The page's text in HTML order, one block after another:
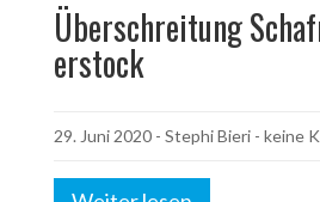
Überschreitung
erstock
29. Juni 2020 - Stephi Bieri - keine